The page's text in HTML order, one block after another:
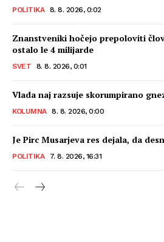
POLITIKA 8. 8. 2026, 0:02
Znanstveniki hočejo prepoloviti
ostalo le 4 milijarde
SVET 8. 8. 2026, 0:01
Vlada naj razsuje skorumpirano
KOLUMNA 8. 8. 2026, 0:00
Je Pirc Musarjeva res dejala, da
POLITIKA 7. 8. 2026, 16:31